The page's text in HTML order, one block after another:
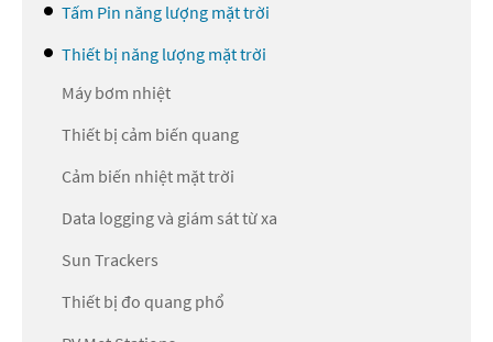
Tấm Pin năng lượng mặt trời
Thiết bị năng lượng mặt trời
Máy bơm nhiệt
Thiết bị cảm biến quang
Cảm biến nhiệt mặt trời
Data logging và giám sát từ xa
Sun Trackers
Thiết bị đo quang phổ